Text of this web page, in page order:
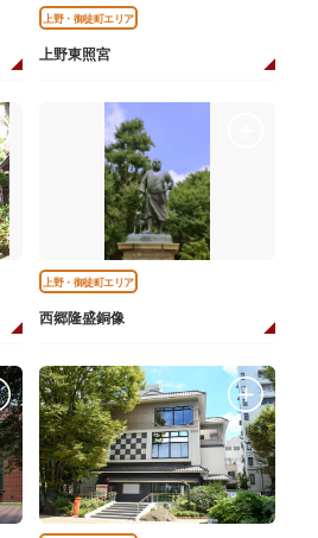
上野・御徒町エリア
上野東照宮
上野・御徒町エリア
西郷隆盛銅像